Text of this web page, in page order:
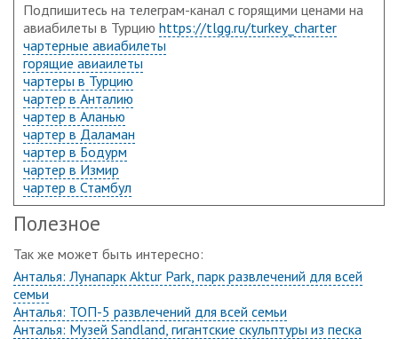
Подпишитесь на телеграм-канал с горящими ценами на
авиабилеты в Турцию https://tlgg.ru/turkey_charter
чартерные авиабилеты
горящие авиаилеты
чартеры в Турцию
чартер в Анталию
чартер в Аланью
чартер в Даламан
чартер в Бодурм
чартер в Измир
чартер в Стамбул
Полезное
Так же может быть интересно:
Анталья: Лунапарк Aktur Park, парк развлечений для всей
семьи
Анталья: ТОП-5 развлечений для всей семьи
Анталья: Музей Sandland, гигантские скульптуры из песка